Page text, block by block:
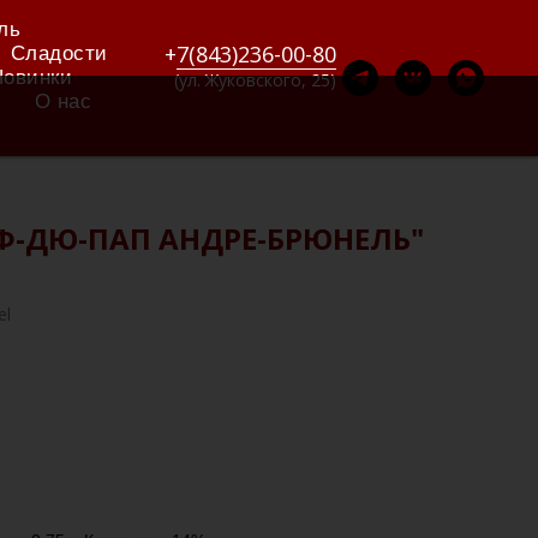
Сладости
О нас
+7(843)236-00-80
(ул. Жуковского, 25)
ДЮ-ПАП АНДРЕ-БРЮНЕЛЬ"